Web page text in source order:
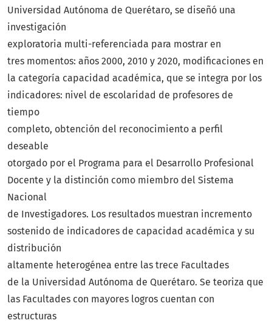
Universidad Autónoma de Querétaro, se diseñó una
investigación
exploratoria multi-referenciada para mostrar en
tres momentos: años 2000, 2010 y 2020, modificaciones en
la categoría capacidad académica, que se integra por los
indicadores: nivel de escolaridad de profesores de
tiempo
completo, obtención del reconocimiento a perfil
deseable
otorgado por el Programa para el Desarrollo Profesional
Docente y la distinción como miembro del Sistema
Nacional
de Investigadores. Los resultados muestran incremento
sostenido de indicadores de capacidad académica y su
distribución
altamente heterogénea entre las trece Facultades
de la Universidad Autónoma de Querétaro. Se teoriza que
las Facultades con mayores logros cuentan con
estructuras